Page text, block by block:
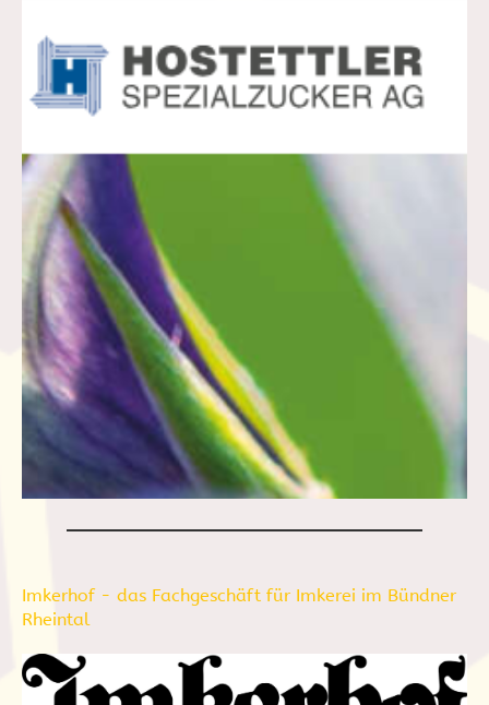
Imkerhof - das Fachgeschäft für Imkerei im Bündner
Rheintal